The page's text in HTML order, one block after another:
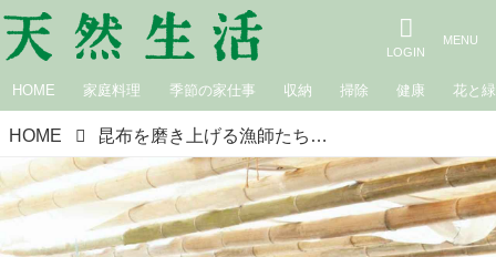
HOME 家庭料理 季節の家仕事 収納 掃除 健康 花と緑
HOME 昆布を磨き上げる漁師たち｜知床の海で採れる、羅臼昆布の魅力（2）